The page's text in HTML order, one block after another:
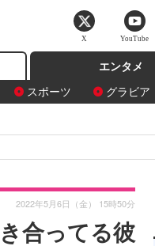
エンタメ
スポーツ グラビア
合ってる彼
2022年5月6日（金） 15時50分
X YouTube